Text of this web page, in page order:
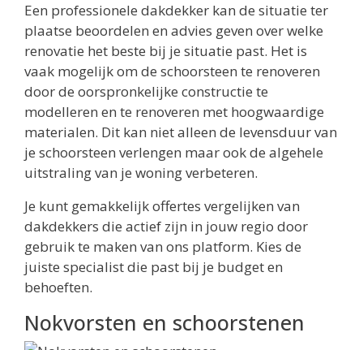
Een professionele dakdekker kan de situatie ter
plaatse beoordelen en advies geven over welke
renovatie het beste bij je situatie past. Het is
vaak mogelijk om de schoorsteen te renoveren
door de oorspronkelijke constructie te
modelleren en te renoveren met hoogwaardige
materialen. Dit kan niet alleen de levensduur van
je schoorsteen verlengen maar ook de algehele
uitstraling van je woning verbeteren.
Je kunt gemakkelijk offertes vergelijken van
dakdekkers die actief zijn in jouw regio door
gebruik te maken van ons platform. Kies de
juiste specialist die past bij je budget en
behoeften.
Nokvorsten en schoorstenen